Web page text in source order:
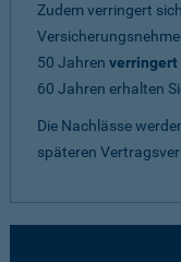
Zudem verringert
50 Jahren verringert
60 Jahren erhalten
Die Nachlässe
späteren